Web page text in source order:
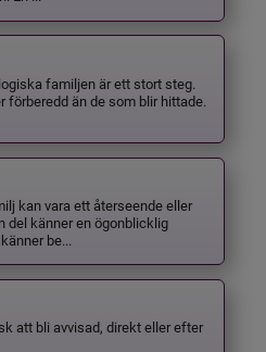
familjen är ett stort steg.
förberedd än de som blir hittade.
kan vara ett återseende eller
del känner en ögonblicklig
be...
att bli avvisad, direkt eller efter